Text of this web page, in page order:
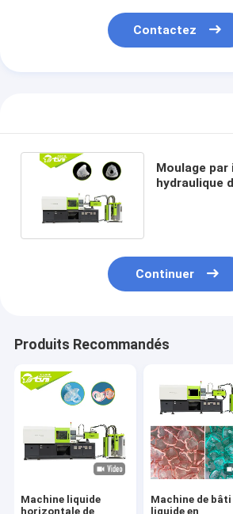
Contactez
Moulage
hydraulique
Continuer
Produits Recommandés
Machine liquide
horizontale de
Machine de bâti
liquide en